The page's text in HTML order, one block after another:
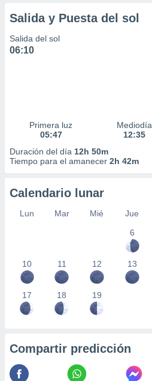
Salida y Puesta del sol
Salida del sol
06:10
Primera luz
05:47
Mediodía
12:35
Duración del día 12h 50m
Tiempo para el amanecer 2h 42m
Calendario lunar
Lun Mar Mié Jue
6
10 11 12 13
17 18 19
Compartir predicción